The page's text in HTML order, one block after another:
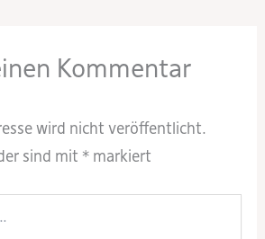
Kommentar
wird nicht veröffentlicht.
sind mit * markiert